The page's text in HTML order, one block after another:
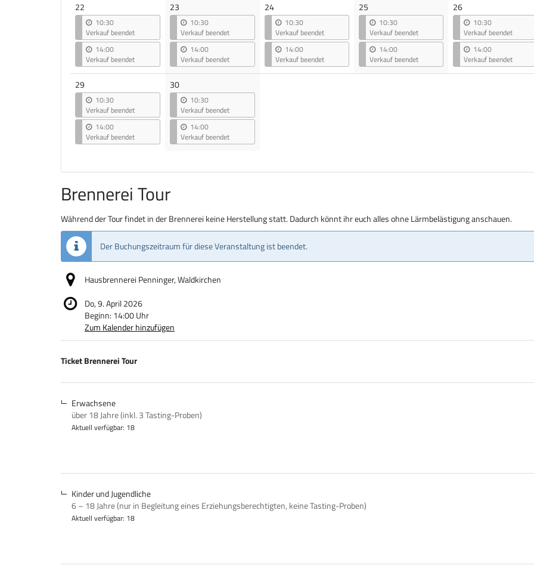
22
10:30
Verkauf beendet
14:00
Verkauf beendet
23
10:30
Verkauf beendet
14:00
Verkauf beendet
24
10:30
Verkauf beendet
14:00
Verkauf beendet
25
10:30
Verkauf beendet
14:00
Verkauf beendet
26
10:30
Verkauf beendet
14:00
Verkauf beendet
29
10:30
Verkauf beendet
14:00
Verkauf beendet
30
10:30
Verkauf beendet
14:00
Verkauf beendet
Brennerei Tour
Während der Tour findet in der Brennerei keine Herstellung statt. Dadurch könnt ihr euch alles ohne Lärmbelästigung anschauen.
Der Buchungszeitraum für diese Veranstaltung ist beendet.
Hausbrennerei Penninger, Waldkirchen
Do, 9. April 2026
Beginn: 14:00Uhr
Zum Kalender hinzufügen
Produkte
Produkte
Ticket Brennerei Tour
Erwachsene
über 18 Jahre (inkl. 3 Tasting-Proben)
Aktuell verfügbar: 18
Kinder und Jugendliche
6 – 18 Jahre (nur in Begleitung eines Erziehungsberechtigten, keine Tasting-Proben)
Aktuell verfügbar: 18